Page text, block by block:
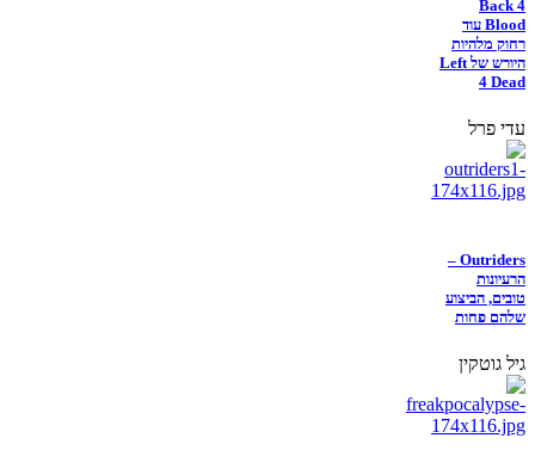
Back 4
Blood עוד
רחוק מלהיות
היורש של Left
4 Dead
עדי פרל
Outriders –
הרעיונות
טובים, הביצוע
שלהם פחות
גיל גוטקין